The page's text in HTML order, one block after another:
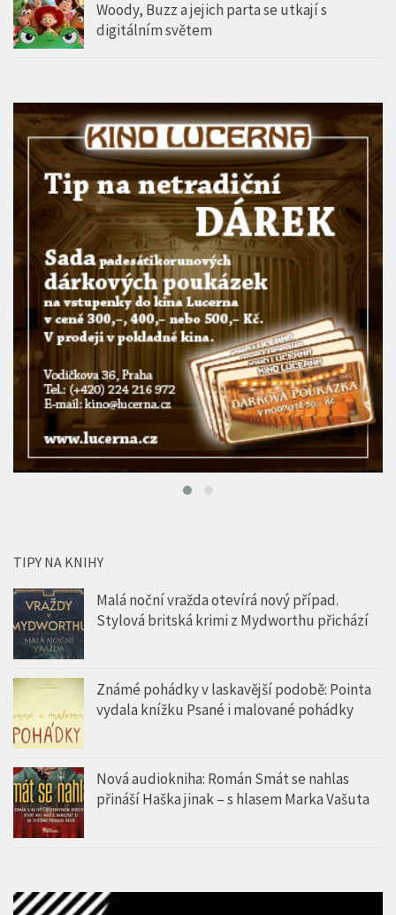
Woody, Buzz a jejich parta se utkají s
digitálním světem
TIPY NA KNIHY
Malá noční vražda otevírá nový případ.
Stylová britská krimi z Mydworthu přichází
Známé pohádky v laskavější podobě: Pointa
vydala knížku Psané i malované pohádky
Nová audiokniha: Román Smát se nahlas
přináší Haška jinak – s hlasem Marka Vašuta